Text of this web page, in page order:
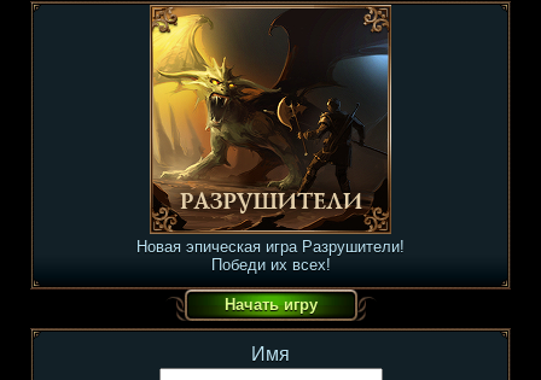
Новая эпическая игра Разрушители!
Победи их всех!
Имя